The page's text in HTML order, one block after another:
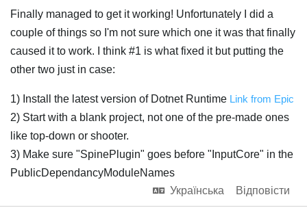
Finally managed to get it working! Unfortunately I did a
couple of things so I'm not sure which one it was that finally
caused it to work. I think #1 is what fixed it but putting the
other two just in case:
1) Install the latest version of Dotnet Runtime Link from Epic
2) Start with a blank project, not one of the pre-made ones
like top-down or shooter.
3) Make sure "SpinePlugin" goes before "InputCore" in the
PublicDependancyModuleNames
Українська
Відповісти